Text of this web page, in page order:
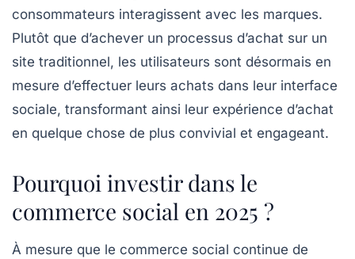
consommateurs interagissent avec les marques.
Plutôt que d’achever un processus d’achat sur un
site traditionnel, les utilisateurs sont désormais en
mesure d’effectuer leurs achats dans leur interface
sociale, transformant ainsi leur expérience d’achat
en quelque chose de plus convivial et engageant.
Pourquoi investir dans le
commerce social en 2025 ?
À mesure que le commerce social continue de